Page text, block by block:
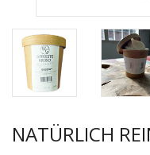
NATÜRLICH